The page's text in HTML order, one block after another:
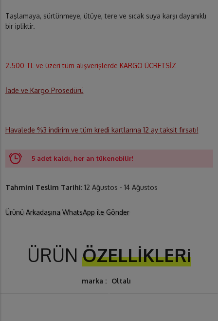
Taşlamaya, sürtünmeye, ütüye, tere ve sıcak suya karşı dayanıklı
bir ipliktir.
2.500 TL ve üzeri tüm alışverişlerde KARGO ÜCRETSİZ
İade ve Kargo Prosedürü
Havalede %3 indirim ve tüm kredi kartlarına 12 ay taksit fırsatı!
5 adet kaldı, her an tükenebilir!
Tahmini Teslim Tarihi: 12 Ağustos - 14 Ağustos
Ürünü Arkadaşına WhatsApp ile Gönder
ÜRÜN ÖZELLİKLERi
marka : Oltalı